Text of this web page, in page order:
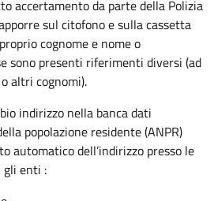
accertamento da parte della Polizia
sul citofono e sulla cassetta
cognome e nome o
sono presenti riferimenti diversi (ad
altri cognomi).
indirizzo nella banca dati
popolazione residente (ANPR)
automatico dell’indirizzo presso le
gli enti :